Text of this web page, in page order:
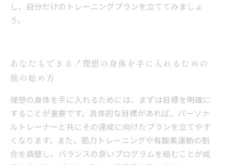
し、自分だけのトレーニングプランを立ててみましょ
う。
あなたもできる！理想の身体を手に入れるための
旅の始め方
理想の身体を手に入れるためには、まずは目標を明確に
することが重要です。具体的な目標があれば、パーソナ
ルトレーナーと共にその達成に向けたプランを立てやす
くなります。また、筋力トレーニングや有酸素運動の割
合を調整し、バランスの良いプログラムを組むことが成